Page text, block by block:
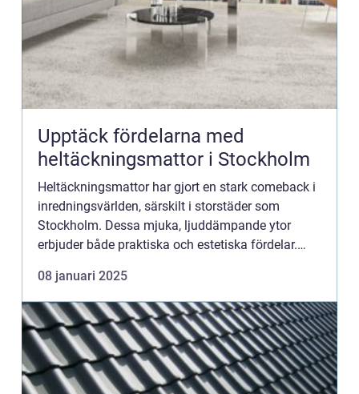
Upptäck fördelarna med
heltäckningsmattor i Stockholm
Heltäckningsmattor har gjort en stark comeback i
inredningsvärlden, särskilt i storstäder som
Stockholm. Dessa mjuka, ljuddämpande ytor
erbjuder både praktiska och estetiska fördelar.
08 januari 2025